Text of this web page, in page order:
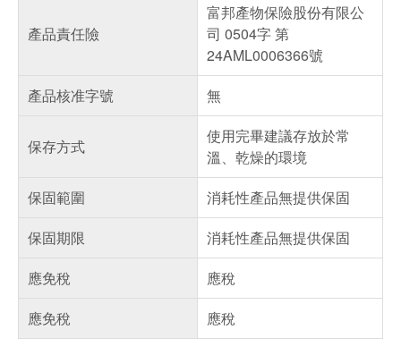
產品責任險
富邦產物保險股份有限公
司 0504字 第
24AML0006366號
產品核准字號
無
保存方式
使用完畢建議存放於常
溫、乾燥的環境
保固範圍
消耗性產品無提供保固
保固期限
消耗性產品無提供保固
應免稅
應稅
應免稅
應稅
偏遠地區配送